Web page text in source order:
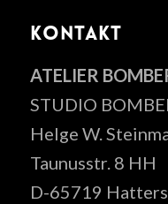
KONTAKT
ATELIER
STUDIO
Helge W.
Taunusstr. 8 HH
D-65719